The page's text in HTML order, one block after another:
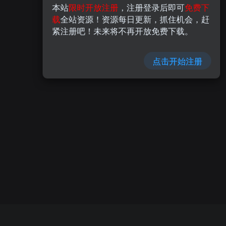
本站限时开放注册 ，注册登录后即可免费下
载全站资源！资源每日更新，抓住机会，赶
紧注册吧！未来将不再开放免费下载。
点击开始注册